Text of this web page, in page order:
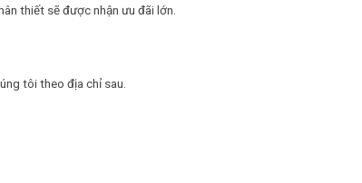
thiết sẽ được nhận ưu đãi lớn.
tôi theo địa chỉ sau.